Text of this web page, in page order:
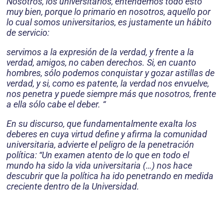
muy bien, porque lo primario en nosotros, aquello por
lo cual somos universitarios, es justamente un hábito
de servicio:
servimos a la expresión de la verdad, y frente a la
verdad, amigos, no caben derechos. Si, en cuanto
hombres, sólo podemos conquistar y gozar astillas de
verdad, y si, como es patente, la verdad nos envuelve,
nos penetra y puede siempre más que nosotros, frente
a ella sólo cabe el deber. “
En su discurso, que fundamentalmente exalta los
deberes en cuya virtud define y afirma la comunidad
universitaria, advierte el peligro de la penetración
política: “Un examen atento de lo que en todo el
mundo ha sido la vida universitaria (…) nos hace
descubrir que la política ha ido penetrando en medida
creciente dentro de la Universidad.